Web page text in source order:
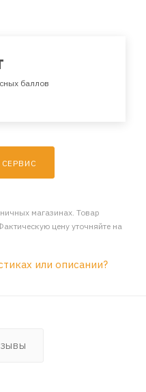
баллов
магазинах. Товар
цену уточняйте на
или описании?